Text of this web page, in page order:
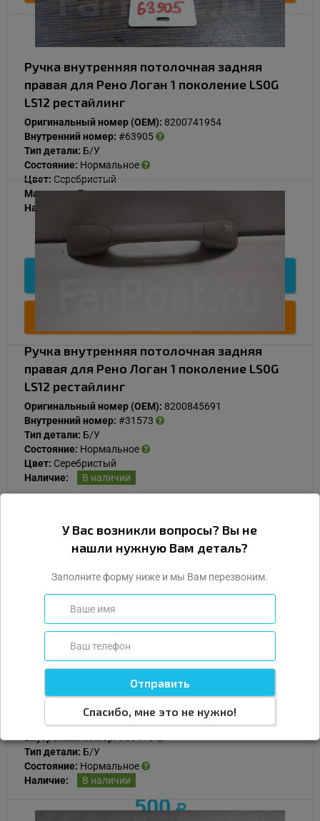
Ручка внутренняя потолочная задняя
правая для Рено Логан 1 поколение LS0G
LS12 рестайлинг
Оригинальный номер (OEM): 8200741954
Внутренний номер: #63905
Тип детали: Б/У
Состояние: Нормальное
Цвет: Серебристый
Материал:Пластик
Наличие:
500
Ручка внутренняя потолочная задняя
правая для Рено Логан 1 поколение LS0G
LS12 рестайлинг
Оригинальный номер (OEM): 8200845691
Внутренний номер: #31573
Тип детали: Б/У
Состояние: Нормальное
Цвет: Серебристый
Наличие:
В наличии
Подробнее
Ручка внутренняя потолочная задняя
правая для Рено Логан 1 поколение LS0G
LS12 рестайлинг
Оригинальный номер (OEM):8200741954
Внутренний номер:#30115
Тип детали: Б/У
Состояние: Нормальное
Наличие:
В наличии
500
У Вас возникли вопросы? Вы не
нашли нужную Вам деталь?
Заполните форму ниже и мы Вам перезвоним.
Спасибо, мне это не нужно!